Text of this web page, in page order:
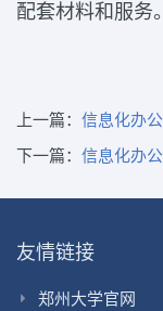
配套材料和服务。
上一篇： 信息化办
下一篇： 信息化办
友情链接
郑州大学官网